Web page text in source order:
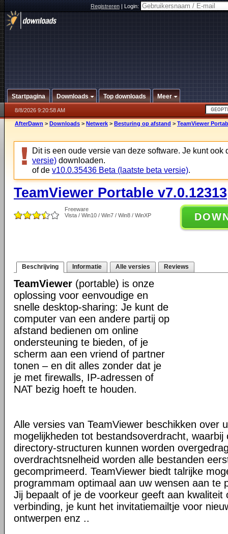
Registreren|Login:
Startpagina Downloads Top downloads Meer
8/8/2026 9:20:58 AM
AfterDawn > Downloads > Netwerk > Besturing op afstand > TeamViewer
Dit is een oude versie van deze software. Je kunt ook
versie) downloaden.
of de v10.0.35436 Beta (laatste beta versie).
TeamViewer Portable v7.0.12313
Freeware
Vista / Win10 / Win7 / Win8 / WinXP
Beschrijving Informatie Alle versies Reviews
TeamViewer (portable) is onze
oplossing voor eenvoudige en
snelle desktop-sharing: Je kunt de
computer van een andere partij op
afstand bedienen om online
ondersteuning te bieden, of je
scherm aan een vriend of partner
tonen – en dit alles zonder dat je
je met firewalls, IP-adressen of
NAT bezig hoeft te houden.
Alle versies van TeamViewer beschikken over
mogelijkheden tot bestandsoverdracht, waarbij
directory-structuren kunnen worden
overdrachtsnelheid worden alle bestanden
gecomprimeerd. TeamViewer biedt talrijke
programmam optimaal aan uw wensen aan te
Jij bepaalt of je de voorkeur geeft aan kwaliteit
verbinding, je kunt het invitatiemailtje voor
ontwerpen enz ..